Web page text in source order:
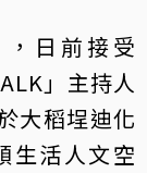
，日前接受
」主持人
大稻埕迪化
生活人文空